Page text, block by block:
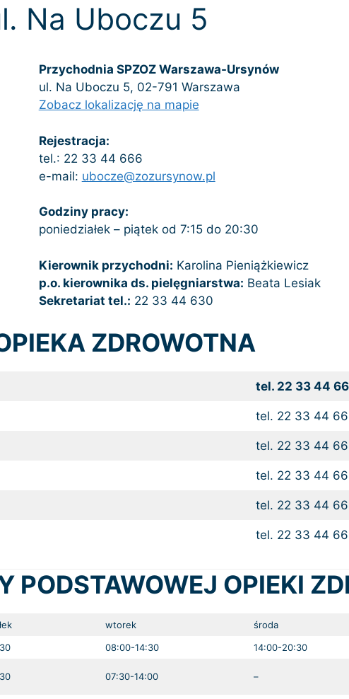
Na Uboczu 5
Przychodnia SPZOZ Warszawa-Ursynów
ul. Na Uboczu 5, 02-791 Warszawa
Zobacz lokalizację na mapie
Rejestracja:
tel.: 22 33 44 666
e-mail: ubocze@zozursynow.pl
Godziny pracy:
poniedziałek – piątek od 7:15 do 20:30
Kierownik przychodni: Karolina Pieniążkiewicz
p.o. kierownika ds. pielęgniarstwa: Beata Lesiak
Sekretariat tel.: 22 33 44 630
ZDROWOTNA
tel. 22 33 44
tel. 22 33 44
tel. 22 33 44
tel. 22 33 44
tel. 22 33 44
tel. 22 33 44
PODSTAWOWEJ OPIEKI
wtorek środa
08:00-14:30 14:00-20:30
07:30-14:00 –